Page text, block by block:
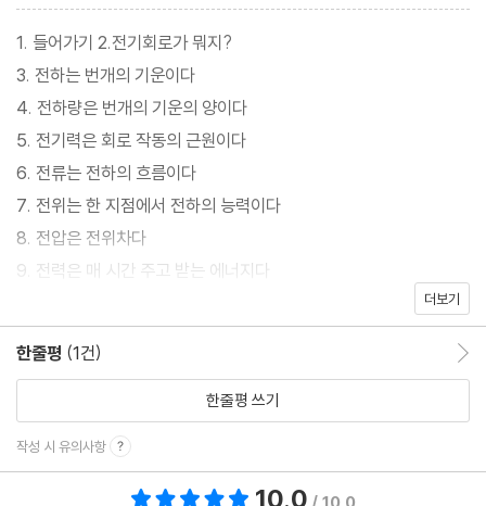
1. 들어가기 2.전기회로가 뭐지?
3. 전하는 번개의 기운이다
4. 전하량은 번개의 기운의 양이다
5. 전기력은 회로 작동의 근원이다
6. 전류는 전하의 흐름이다
7. 전위는 한 지점에서 전하의 능력이다
8. 전압은 전위차다
9. 전력은 매 시간 주고 받는 에너지다
더보기
한줄평 (1건)
한줄평 쓰기
작성 시 유의사항
10.0